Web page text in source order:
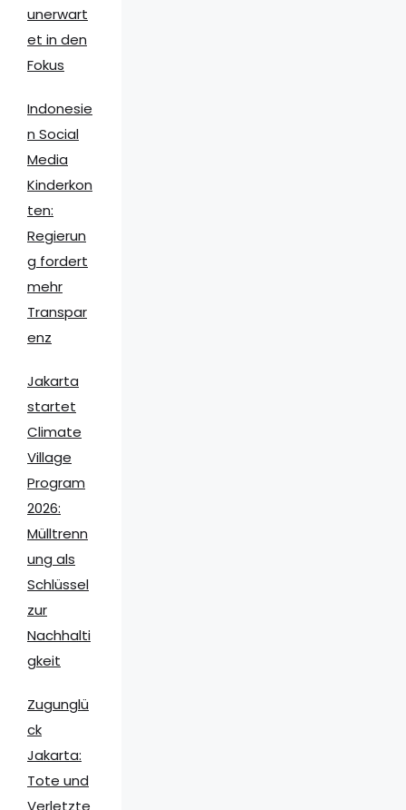
unerwart
et in den
Fokus
Indonesie
n Social
Media
Kinderkon
ten:
Regierun
g fordert
mehr
Transpar
enz
Jakarta
startet
Climate
Village
Program
2026:
Mülltrenn
ung als
Schlüssel
zur
Nachhalti
gkeit
Zugunglü
ck
Jakarta:
Tote und
Verletzte